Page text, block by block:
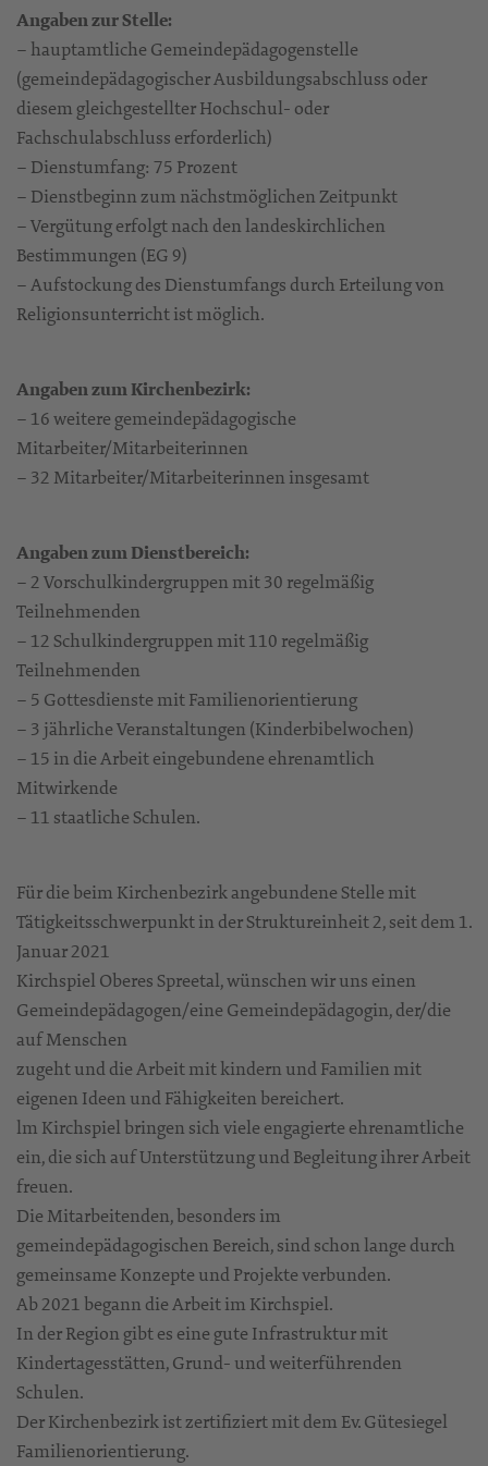
Angaben zur Stelle:
– hauptamtliche Gemeindepädagogenstelle
(gemeindepädagogischer Ausbildungsabschluss oder
diesem gleichgestellter Hochschul- oder
Fachschulabschluss erforderlich)
– Dienstumfang: 75 Prozent
– Dienstbeginn zum nächstmöglichen Zeitpunkt
– Vergütung erfolgt nach den landeskirchlichen
Bestimmungen (EG 9)
– Aufstockung des Dienstumfangs durch Erteilung von
Religionsunterricht ist möglich.
Angaben zum Kirchenbezirk:
– 16 weitere gemeindepädagogische
Mitarbeiter/Mitarbeiterinnen
– 32 Mitarbeiter/Mitarbeiterinnen insgesamt
Angaben zum Dienstbereich:
– 2 Vorschulkindergruppen mit 30 regelmäßig
Teilnehmenden
– 12 Schulkindergruppen mit 110 regelmäßig
Teilnehmenden
– 5 Gottesdienste mit Familienorientierung
– 3 jährliche Veranstaltungen (Kinderbibelwochen)
– 15 in die Arbeit eingebundene ehrenamtlich
Mitwirkende
– 11 staatliche Schulen.
Für die beim Kirchenbezirk angebundene Stelle mit
Tätigkeitsschwerpunkt in der Struktureinheit 2, seit dem 1.
Januar 2021
Kirchspiel Oberes Spreetal, wünschen wir uns einen
Gemeindepädagogen/eine Gemeindepädagogin, der/die
auf Menschen
zugeht und die Arbeit mit kindern und Familien mit
eigenen Ideen und Fähigkeiten bereichert.
lm Kirchspiel bringen sich viele engagierte ehrenamtliche
ein, die sich auf Unterstützung und Begleitung ihrer Arbeit
freuen.
Die Mitarbeitenden, besonders im
gemeindepädagogischen Bereich, sind schon lange durch
gemeinsame Konzepte und Projekte verbunden.
Ab 2021 begann die Arbeit im Kirchspiel.
In der Region gibt es eine gute Infrastruktur mit
Kindertagesstätten, Grund- und weiterführenden
Schulen.
Der Kirchenbezirk ist zertifiziert mit dem Ev. Gütesiegel
Familienorientierung.